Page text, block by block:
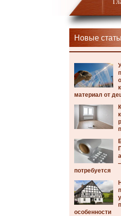
Новые
материал от
потребуется
особенности